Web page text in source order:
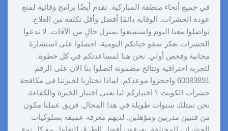
في جميع أنحاء منطقة المباركية. نقدم أيضًا برامج وقائية لمنع
عودة الحشرات. الوقاية دائمًا أفضل وأقل تكلفة من العلاج.
تواصلوا معنا اليوم واستمتعوا بمنزل خالٍ من الآفات. لا تدعوا
الحشرات تعكر صفو حياتكم اليومية. احصلوا على استشارة
مجانية وفحص أولي. نحن هنا لمساعدتكم في كل خطوة.
لتجربة احترافية ونتائج مضمونة اتصلوا بنا الآن على الرقم
60083891 واحجزوا موعدكم. لماذا تختارنا لخبرتنا في مكافحة
حشرات الكويت ؟ اختياركم لنا يعني اختيار الخبرة والكفاءة.
نحن نمتلك سنوات طويلة في هذا المجال. فريق عملنا مكون
من فنيين مدربين ومؤهلين. لديهم معرفة عميقة بسلوكيات